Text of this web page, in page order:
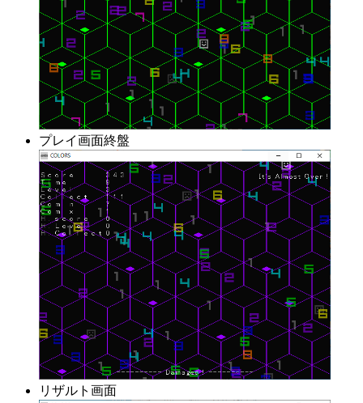
プレイ画面終盤
リザルト画面